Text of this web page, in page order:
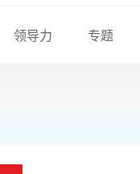
领导力 专题